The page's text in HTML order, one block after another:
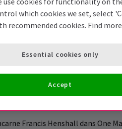
tant que Nicely Nicely Johnson
des Arts du Spectacle de
Francis Henshall dans One
which cookies we set, select
recommended cookies. Find
Essential cookies only
Accept